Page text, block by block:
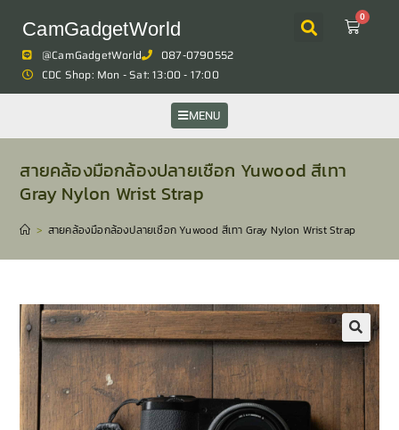
CamGadgetWorld
0
@CamGadgetWorld
087-0790552
CDC Shop: Mon - Sat: 13:00 - 17:00
MENU
สายคล้องมือกล้องปลายเชือก Yuwood สีเทา
Gray Nylon Wrist Strap
> สายคล้องมือกล้องปลายเชือก Yuwood สีเทา Gray Nylon Wrist Strap
🔍